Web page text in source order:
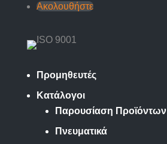
Ακολουθήστε
Προμηθευτές
Κατάλογοι
Παρουσίαση Προϊόντων
Πνευματικά